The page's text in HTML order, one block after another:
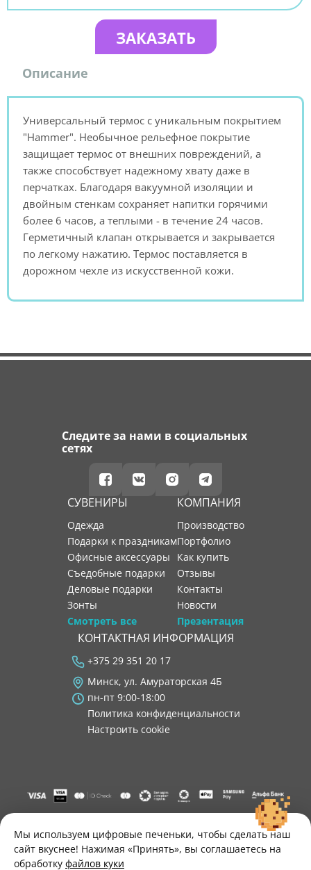
ЗАКАЗАТЬ
Описание
Универсальный термос с уникальным покрытием
"Hammer". Необычное рельефное покрытие
защищает термос от внешних повреждений, а
также способствует надежному хвату даже в
перчатках. Благодаря вакуумной изоляции и
двойным стенкам сохраняет напитки горячими
более 6 часов, а теплыми - в течение 24 часов.
Герметичный клапан открывается и закрывается
по легкому нажатию. Термос поставляется в
дорожном чехле из искусственной кожи.
Следите за нами в социальных
сетях
СУВЕНИРЫ
Одежда
Подарки к праздникам
Офисные аксессуары
Съедобные подарки
Деловые подарки
Зонты
Смотреть все
КОМПАНИЯ
производство
портфолио
как купить
отзывы
контакты
новости
Презентация
КОНТАКТНАЯ ИНФОРМАЦИЯ
+375 29 351 20 17
Минск, ул. Амураторская 4Б
пн-пт 9:00-18:00
Политика конфиденциальности
Настроить cookie
"ООО "Лигатура", УНП 193602931, Республика Беларусь, 220004,
г. Минск, ул. Амураторская, 4Б, цокольный этаж, помещение 3.
Р/с BY34 ALFA 3012 2B24 8200 1027 0000"
Свидетельство о государственной регистрации №193602931
Мы используем цифровые печеньки, чтобы сделать наш
сайт вкуснее! Нажимая «Принять», вы соглашаетесь на
обработку файлов куки